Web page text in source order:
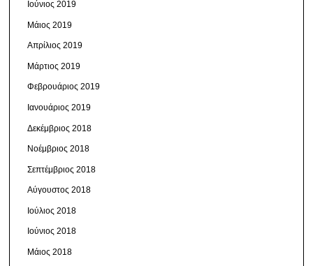
Ιούνιος 2019
Μάιος 2019
Απρίλιος 2019
Μάρτιος 2019
Φεβρουάριος 2019
Ιανουάριος 2019
Δεκέμβριος 2018
Νοέμβριος 2018
Σεπτέμβριος 2018
Αύγουστος 2018
Ιούλιος 2018
Ιούνιος 2018
Μάιος 2018